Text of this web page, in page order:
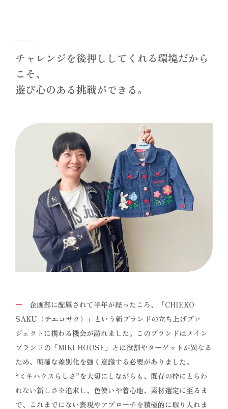
チャレンジを後押ししてくれる環境だから
こそ、
遊び心のある挑戦ができる。
ー 企画部に配属されて半年が経ったころ、「CHIEKO
SAKU（チエコサク）」という新ブランドの立ち上げプロ
ジェクトに携わる機会が訪れました。このブランドはメイン
ブランドの「MIKI HOUSE」とは役割やターゲットが異なる
ため、明確な差別化を強く意識する必要がありました。
“ミキハウスらしさ”を大切にしながらも、既存の枠にとらわ
れない新しさを追求し、色使いや着心地、素材選定に至るま
で、これまでにない表現やアプローチを積極的に取り入れま